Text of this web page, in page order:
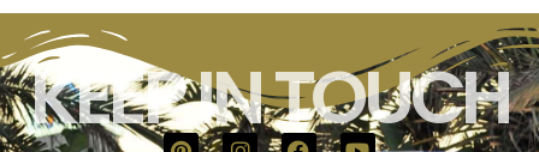
KEEP IN TOUCH